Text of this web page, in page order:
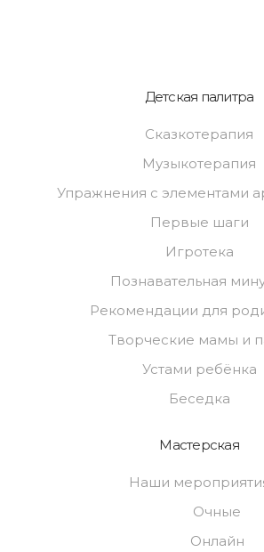
Детская палитра
Сказкотерапия
Музыкотерапия
Упражнения с элементами
Первые шаги
Игротека
Познавательная
Рекомендации для
Творческие мамы и
Устами ребёнка
Беседка
Мастерская
Наши
Очные
Онлайн